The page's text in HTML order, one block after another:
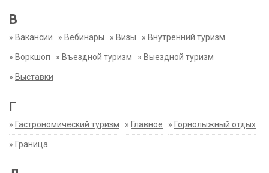
В
» Вакансии » Вебинары » Визы » Внутренний туризм
» Воркшоп » Въездной туризм » Выездной туризм
» Выставки
Г
» Гастрономический туризм » Главное » Горнолыжный отдых
» Граница